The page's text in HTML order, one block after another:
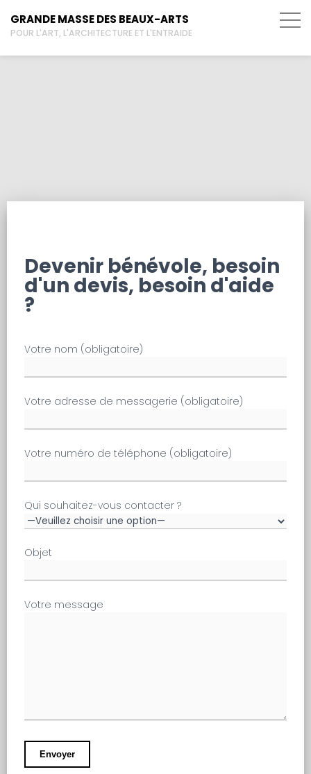
GRANDE MASSE DES BEAUX-ARTS
POUR L'ART, L'ARCHITECTURE ET L'ENTRAIDE
Devenir bénévole, besoin
d'un devis, besoin d'aide
?
Votre nom (obligatoire)
Votre adresse de messagerie (obligatoire)
Votre numéro de téléphone (obligatoire)
Qui souhaitez-vous contacter ?
Objet
Votre message